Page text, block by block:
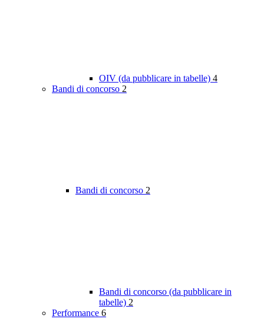
OIV (da pubblicare in tabelle) 4
Bandi di concorso 2
Bandi di concorso 2
Bandi di concorso (da pubblicare in
tabelle) 2
Performance 6